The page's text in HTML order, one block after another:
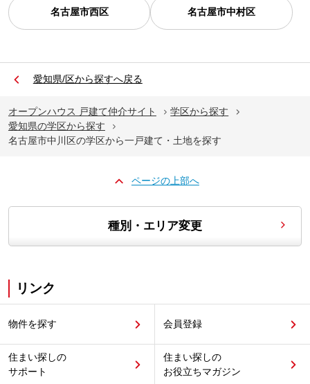
名古屋市西区 名古屋市中村区
愛知県/区から探すへ戻る
オープンハウス 戸建て仲介サイト
学区から探す
愛知県の学区から探す
名古屋市中川区の学区から一戸建て・土地を探す
ページの上部へ
種別・エリア変更
リンク
物件を探す 会員登録
住まい探しの
サポート
住まい探しの
お役立ちマガジン